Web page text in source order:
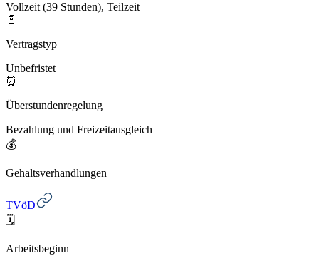
Vollzeit (39 Stunden), Teilzeit
📄
Vertragstyp
Unbefristet
⏰
Überstundenregelung
Bezahlung und Freizeitausgleich
💰
Gehaltsverhandlungen
TVöD
🗓️
Arbeitsbeginn